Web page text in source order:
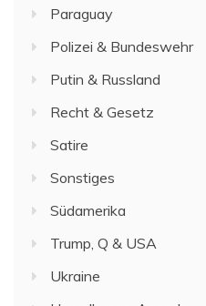
Paraguay
Polizei & Bundeswehr
Putin & Russland
Recht & Gesetz
Satire
Sonstiges
Südamerika
Trump, Q & USA
Ukraine